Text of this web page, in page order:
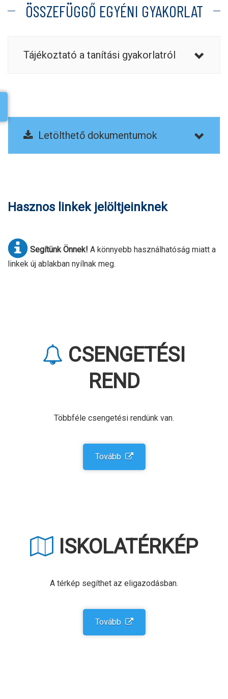
ÖSSZEFÜGGŐ EGYÉNI GYAKORLAT
Tájékoztató a tanítási gyakorlatról
Letölthető dokumentumok
Hasznos linkek jelöltjeinknek
Segítünk Önnek! A könnyebb használhatóság miatt a
linkek új ablakban nyílnak meg.
CSENGE­TÉSI
REND
Többféle csengetési rendünk van.
Tovább
ISKOLA­TÉRKÉP
A térkép segíthet az eligazodásban.
Tovább